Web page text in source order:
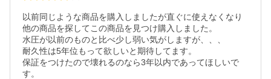
以前同じような商品を購入しましたが直ぐに使えなくなり
他の商品を探してこの商品を見つけ購入しました。
水圧が以前のものと比べ少し弱い気がしますが、、、
耐久性は5年位もって欲しいと期待してます。
保証をつけたので壊れるのなら3年以内であってほしいで
す。